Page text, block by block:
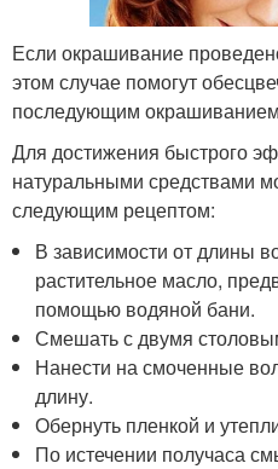
Если окрашивание
этом случае помогут
последующим
Для достижения быстрого
натуральными средствами
следующим рецептом:
В зависимости от длины
растительное масло,
помощью водяной бани.
Смешать с двумя
Нанести на смоченные
длину.
Обернуть пленкой и
По истечении получаса